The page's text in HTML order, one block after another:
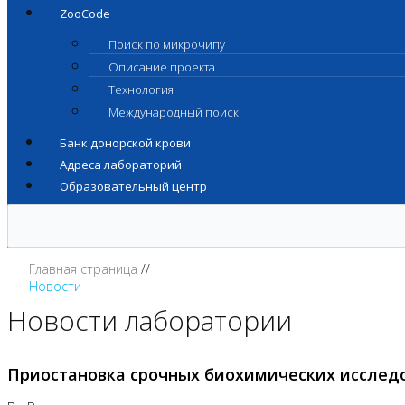
ZooCode
Поиск по микрочипу
Описание проекта
Технология
Международный поиск
Банк донорской крови
Адреса лабораторий
Образовательный центр
Главная страница
Новости
Новости лаборатории
Приостановка срочных биохимических